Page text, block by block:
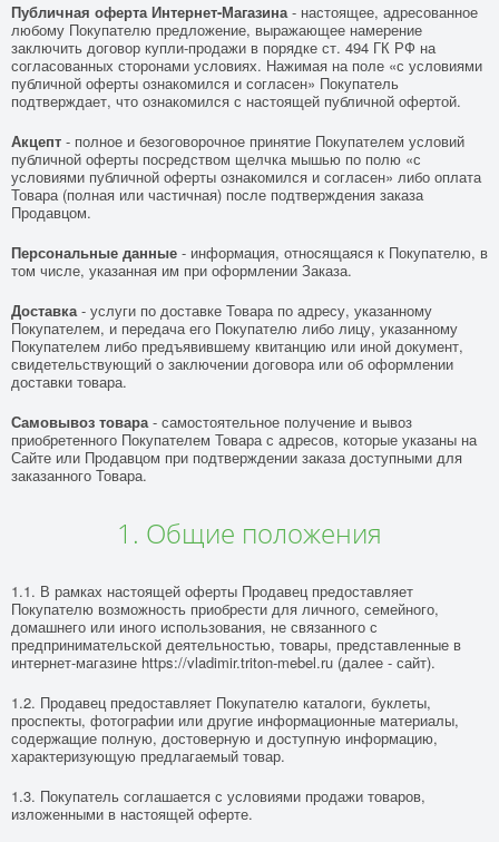
Публичная оферта Интернет-Магазина- настоящее, адресованное
любому Покупателю предложение, выражающее намерение
заключить договор купли-продажи в порядке ст. 494 ГК РФ на
согласованных сторонами условиях. Нажимая на поле «с условиями
публичной оферты ознакомился и согласен» Покупатель
подтверждает, что ознакомился с настоящей публичной офертой.
Акцепт - полное и безоговорочное принятие Покупателем условий
публичной оферты посредством щелчка мышью по полю «с
условиями публичной оферты ознакомился и согласен» либо оплата
Товара (полная или частичная) после подтверждения заказа
Продавцом.
Персональные данные - информация, относящаяся к Покупателю, в
том числе, указанная им при оформлении Заказа.
Доставка- услуги по доставке Товара по адресу, указанному
Покупателем, и передача его Покупателю либо лицу, указанному
Покупателем либо предъявившему квитанцию или иной документ,
свидетельствующий о заключении договора или об оформлении
доставки товара.
Самовывоз товара- самостоятельное получение и вывоз
приобретенного Покупателем Товара с адресов, которые указаны на
Сайте или Продавцом при подтверждении заказа доступными для
заказанного Товара.
1. Общие положения
1.1. В рамках настоящей оферты Продавец предоставляет
Покупателю возможность приобрести для личного, семейного,
домашнего или иного использования, не связанного с
предпринимательской деятельностью, товары, представленные в
интернет-магазине https://vladimir.triton-mebel.ru (далее - сайт).
1.2. Продавец предоставляет Покупателю каталоги, буклеты,
проспекты, фотографии или другие информационные материалы,
содержащие полную, достоверную и доступную информацию,
характеризующую предлагаемый товар.
1.3. Покупатель соглашается с условиями продажи товаров,
изложенными в настоящей оферте.